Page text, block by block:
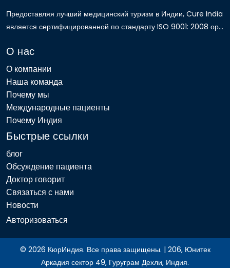
Предоставляя лучший медицинский туризм в Индии, Cure India
является сертифицированной по стандарту ISO 9001: 2008 ор...
О нас
О компании
Наша команда
Почему мы
Международные пациенты
Почему Индия
Быстрые ссылки
блог
Обсуждение пациента
Доктор говорит
Связаться с нами
Новости
Авторизоваться
© 2026 КюрИндия. Все права защищены. | 206, Юнитек
Аркадия сектор 49, Гуруграм Дехли, Индия.